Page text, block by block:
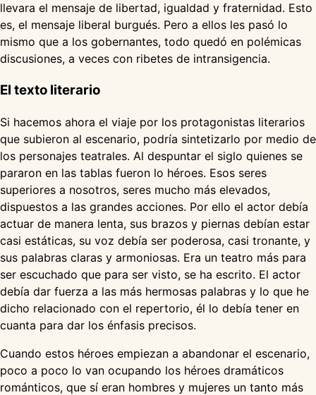
llevara el mensaje de libertad, igualdad y fraternidad. Esto
es, el mensaje liberal burgués. Pero a ellos les pasó lo
mismo que a los gobernantes, todo quedó en polémicas
discusiones, a veces con ribetes de intransigencia.
El texto literario
Si hacemos ahora el viaje por los protagonistas literarios
que subieron al escenario, podría sintetizarlo por medio de
los personajes teatrales. Al despuntar el siglo quienes se
pararon en las tablas fueron lo héroes. Esos seres
superiores a nosotros, seres mucho más elevados,
dispuestos a las grandes acciones. Por ello el actor debía
actuar de manera lenta, sus brazos y piernas debían estar
casi estáticas, su voz debía ser poderosa, casi tronante, y
sus palabras claras y armoniosas. Era un teatro más para
ser escuchado que para ser visto, se ha escrito. El actor
debía dar fuerza a las más hermosas palabras y lo que he
dicho relacionado con el repertorio, él lo debía tener en
cuanta para dar los énfasis precisos.
Cuando estos héroes empiezan a abandonar el escenario,
poco a poco lo van ocupando los héroes dramáticos
románticos, que sí eran hombres y mujeres un tanto más